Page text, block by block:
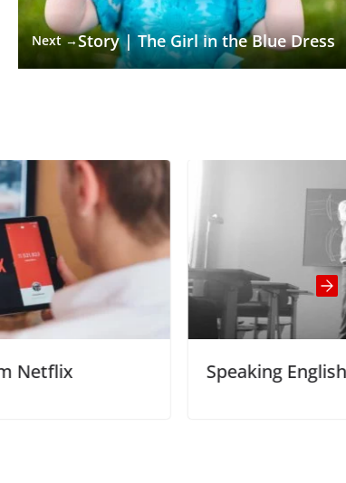
Next →Story | The Girl in the Blue Dress
Speaking English with Mr. Duncan